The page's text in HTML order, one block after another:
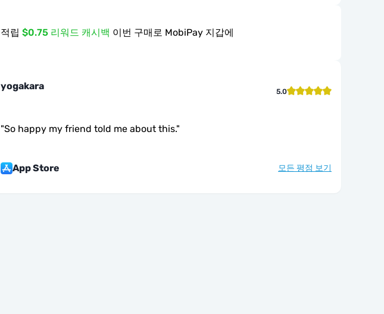
적립 $0.75 리워드 캐시백 이번 구매로 MobiPay 지갑에
yogakara 5.0
"So happy my friend told me about this."
App Store 모든 평점 보기